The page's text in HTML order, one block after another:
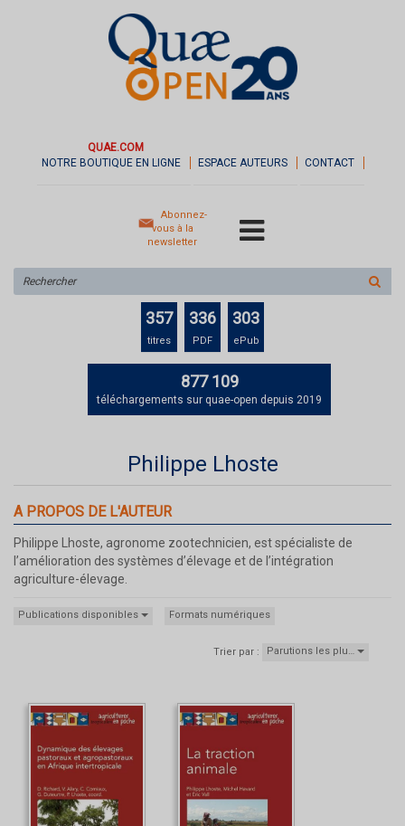
QUAE.COM
NOTRE BOUTIQUE EN LIGNE
ESPACE AUTEURS CONTACT
Abonnez-
vous à la
newsletter
sur
le
357
titres
336
PDF
303
ePub
877 109
téléchargements sur quae-open depuis 2019
Philippe Lhoste
A PROPOS DE L'AUTEUR
Philippe Lhoste, agronome zootechnicien, est spécialiste de
l’amélioration des systèmes d’élevage et de l’intégration
agriculture-élevage.
Publications disponibles Formats numériques
Trier par : Parutions les plu…